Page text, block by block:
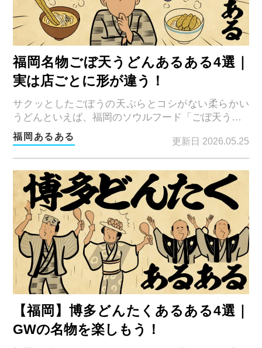
福岡名物ごぼ天うどんあるある4選｜
実は店ごとに形が違う！
サクッとしたごぼうの天ぷらとコシがない柔らかい
うどんといえば、福岡のソウルフード「ごぼ天う…
福岡あるある 更新日 2026.05.25
【福岡】博多どんたくあるある4選｜
GWの名物を楽しもう！